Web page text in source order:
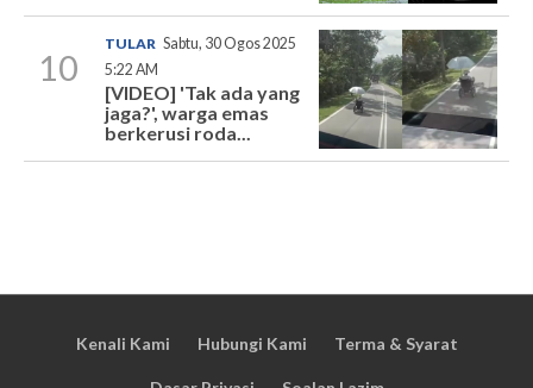
10
TULAR Sabtu, 30 Ogos 2025
5:22 AM
[VIDEO] 'Tak ada yang
jaga?', warga emas
berkerusi roda...
Kenali Kami Hubungi Kami Terma & Syarat